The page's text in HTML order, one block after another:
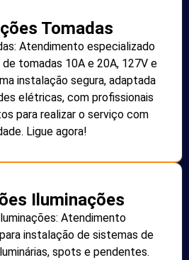
Tomadas
Atendimento especializado
tomadas 10A e 20A, 127V e
instalação segura, adaptada
elétricas, com profissionais
para realizar o serviço com
Ligue agora!
Iluminações
Atendimento
instalação de sistemas de
spots e pendentes.